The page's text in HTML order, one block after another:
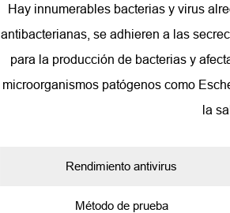
Hay innumerables bacterias y virus
antibacterianas, se adhieren a las
para la producción de bacterias y
microorganismos patógenos como
la
Rendimiento antivirus
Método de prueba